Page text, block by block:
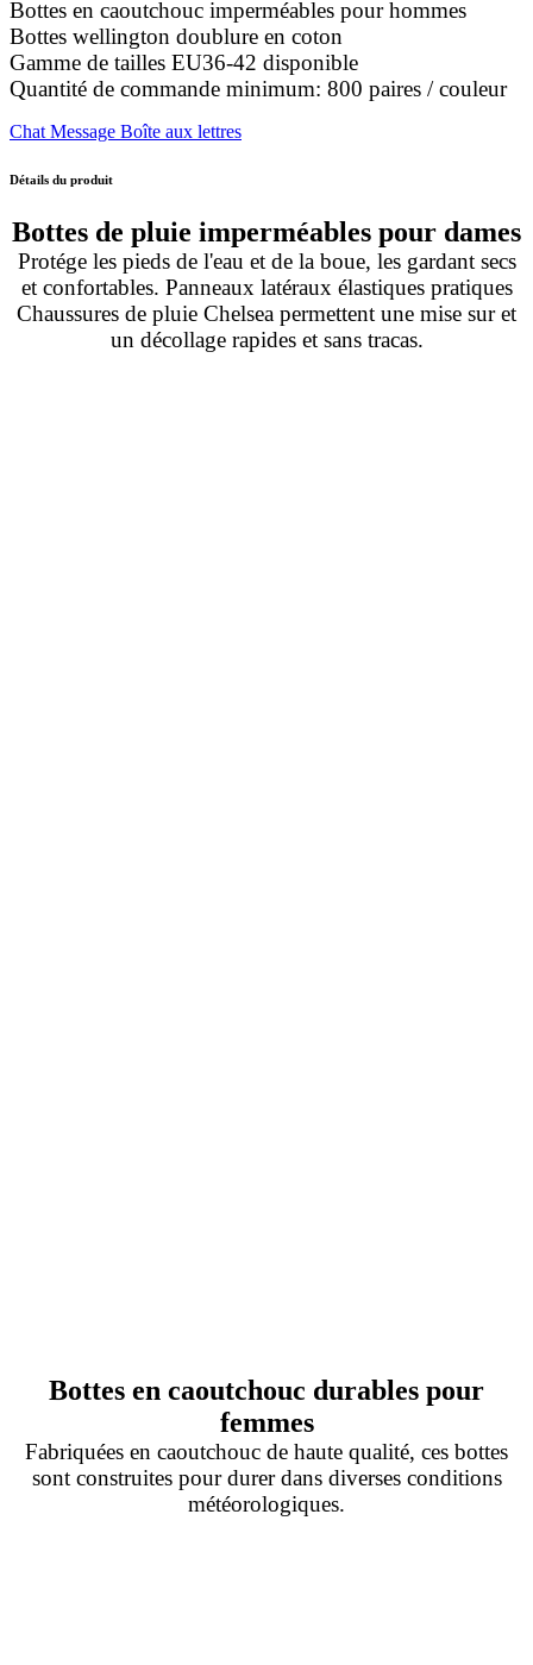
Bottes en caoutchouc imperméables pour hommes
Bottes wellington doublure en coton
Gamme de tailles EU36-42 disponible
Quantité de commande minimum: 800 paires / couleur
Chat Message Boîte aux lettres
Détails du produit
Bottes de pluie imperméables pour dames
Protége les pieds de l'eau et de la boue, les gardant secs
et confortables. Panneaux latéraux élastiques pratiques
Chaussures de pluie Chelsea permettent une mise sur et
un décollage rapides et sans tracas.
Bottes en caoutchouc durables pour
femmes
Fabriquées en caoutchouc de haute qualité, ces bottes
sont construites pour durer dans diverses conditions
météorologiques.